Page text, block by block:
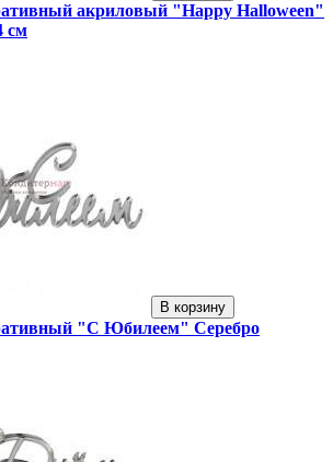
акриловый "Happy Halloween"
см
В корзину
"С Юбилеем" Серебро